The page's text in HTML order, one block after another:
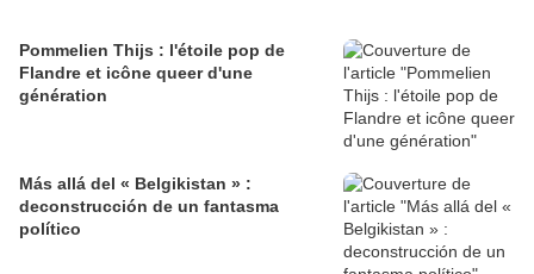
Pommelien Thijs : l'étoile pop de
Flandre et icône queer d'une
génération
Más allá del « Belgikistan » :
deconstrucción de un fantasma
político